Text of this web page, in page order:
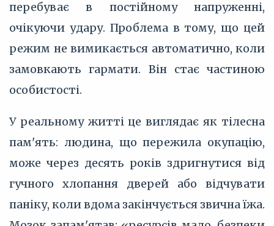
перебуває в постійному напруженні,
очікуючи удару. Проблема в тому, що цей
режим не вимикається автоматично, коли
замовкають гармати. Він стає частиною
особистості.
У реальному житті це виглядає як тілесна
пам'ять: людина, що пережила окупацію,
може через десять років здригнутися від
гучного хлопання дверей або відчувати
паніку, коли вдома закінчується звична їжа.